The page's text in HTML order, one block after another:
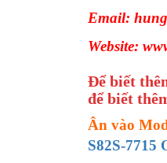
Email:
Website:
Để biết
để biết
Ân vào
S82S-7715